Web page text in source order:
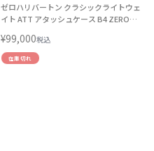
ゼロハリバートン クラシックライトウェ
イト ATT アタッシュケース B4 ZERO
81662
¥99,000税込
在庫切れ